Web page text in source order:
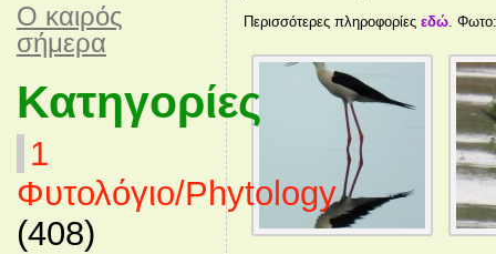
O καιρός
σήμερα
Κατηγορίες
1
Φυτολόγιο/Phytology
(408)
Περισσότερες πληροφορίες εδώ.